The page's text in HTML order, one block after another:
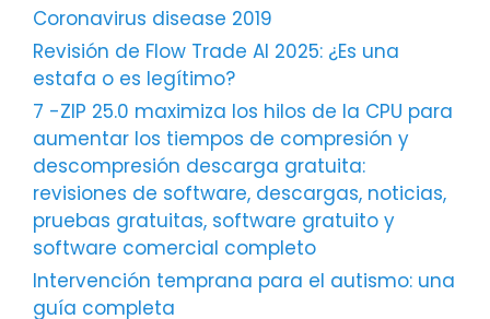
Coronavirus disease 2019
Revisión de Flow Trade AI 2025: ¿Es una
estafa o es legítimo?
7 -ZIP 25.0 maximiza los hilos de la CPU para
aumentar los tiempos de compresión y
descompresión descarga gratuita:
revisiones de software, descargas, noticias,
pruebas gratuitas, software gratuito y
software comercial completo
Intervención temprana para el autismo: una
guía completa